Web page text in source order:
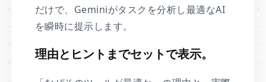
だけで、Geminiがタスクを分析し最適なAI
を瞬時に提示します。
理由とヒントまでセットで表示。